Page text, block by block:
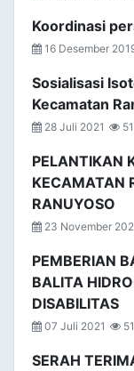
Koordinasi
16 Desember
Sosialisasi
Kecamatan
28 Juli 2021
PELANTIKAN
KECAMATAN
RANUYOSO
23 November
PEMBERIAN
BALITA
DISABILITAS
07 Juli 2021
SERAH